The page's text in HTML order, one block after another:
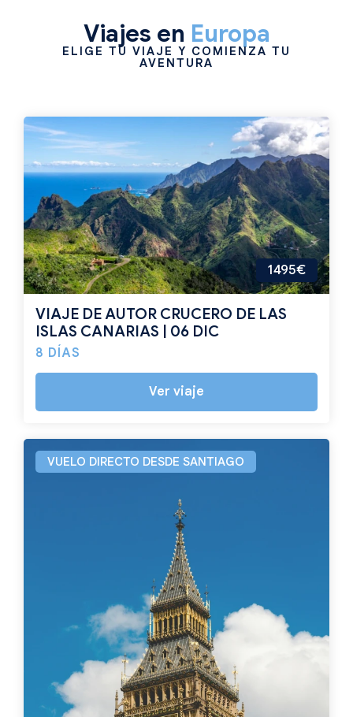
Viajes en Europa
ELIGE TU VIAJE Y COMIENZA TU
AVENTURA
1495€
VIAJE DE AUTOR CRUCERO DE LAS
ISLAS CANARIAS | 06 DIC
8 DÍAS
Ver viaje
VUELO DIRECTO DESDE SANTIAGO